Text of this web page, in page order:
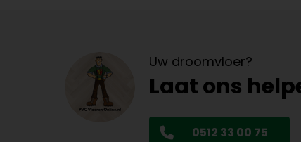
Uw droomvloer?
Laat ons
0512 33 00 75